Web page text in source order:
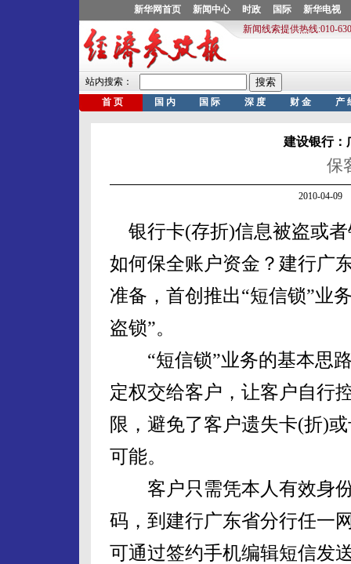
建设银行：
保
2010-04-09
银行卡(存折)信息被盗或
如何保全账户资金？建行广
准备，首创推出“短信锁”业
盗锁”。
“短信锁”业务的基本思路
定权交给客户，让客户自行
限，避免了客户遗失卡(折)
可能。
客户只需凭本人有效身份
码，到建行广东省分行任一
可通过签约手机编辑短信发